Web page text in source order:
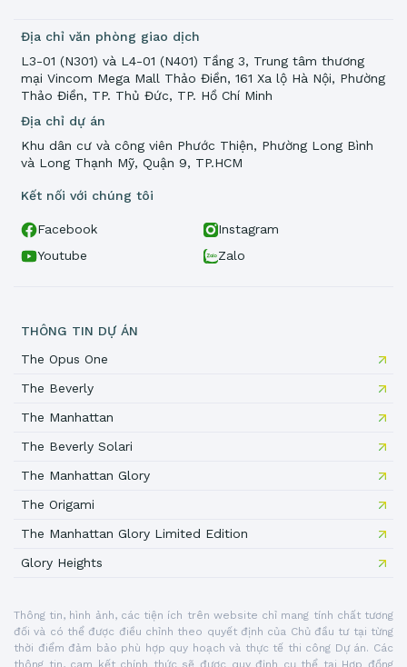
Địa chỉ dự án
Khu dân cư và công viên Phước Thiện, Phường Long Bình
và Long Thạnh Mỹ, Quận 9, TP.HCM
Địa chỉ văn phòng giao dịch
L3-01 (N301) và L4-01 (N401) Tầng 3, Trung tâm thương
mại Vincom Mega Mall Thảo Điền, 161 Xa lộ Hà Nội, Phường
Thảo Điền, TP. Thủ Đức, TP. Hồ Chí Minh
Kết nối với chúng tôi
Facebook
Instagram
Youtube
Zalo
THÔNG TIN DỰ ÁN
The Opus One
The Beverly
The Manhattan
The Beverly Solari
The Manhattan Glory
The Origami
The Manhattan Glory Limited Edition
Glory Heights
Thông tin, hình ảnh, các tiện ích trên website chỉ mang tính chất tương
đối và có thể được điều chỉnh theo quyết định của Chủ đầu tư tại từng
thời điểm đảm bảo phù hợp quy hoạch và thực tế thi công Dự án. Các
thông tin, cam kết chính thức sẽ được quy định cụ thể tại Hợp đồng